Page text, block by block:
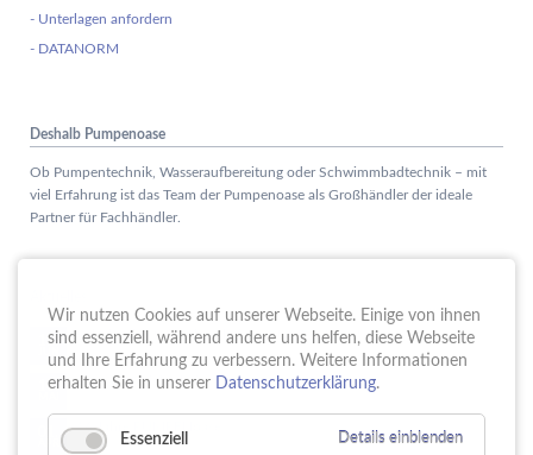
- Unterlagen anfordern
- DATANORM
Deshalb Pumpenoase
Ob Pumpentechnik, Wasseraufbereitung oder Schwimmbadtechnik – mit
viel Erfahrung ist das Team der Pumpenoase als Großhändler der ideale
Partner für Fachhändler.
15. Schule trifft Wirtschaft bei der PUMPENoase!
18. Vortrag IT-Sicherheit
16 Jahre PUMPENoase
Wir nutzen Cookies auf unserer Webseite. Einige von ihnen
sind essenziell, während andere uns helfen, diese Webseite
und Ihre Erfahrung zu verbessern. Weitere Informationen
erhalten Sie in unserer Datenschutzerklärung.
Essenziell Details einblenden